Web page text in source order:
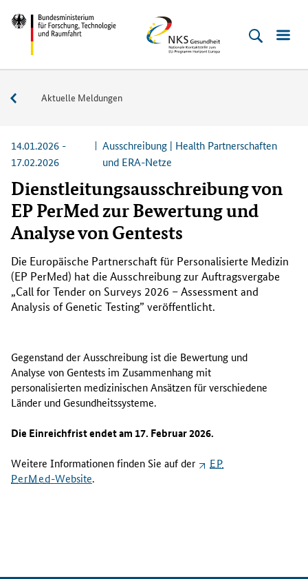
Direkt
zum
Inhalt
(Eingabetaste)
Direkt
zum
Hauptmenu
(Eingabetaste)
Direkt
zur
Suche
(Eingabetaste)
Direkt
zur
Fußleiste
(Enter)
Bundesministerium
und
NKS
Gesundheit
Service
Aktuelle Meldungen
14.01.2026 -
17.02.2026
Ausschreibung | Health Partnerschaften
und ERA-Netze
Dienstleitungsausschreibung von
EP PerMed zur Bewertung und
Analyse von Gentests
Die Europäische Partnerschaft für Personalisierte Medizin
(EP PerMed) hat die Ausschreibung zur Auftragsvergabe
„Call for Tender on Surveys 2026 – Assessment and
Analysis of Genetic Testing” veröffentlicht.
Gegenstand der Ausschreibung ist die Bewertung und
Analyse von Gentests im Zusammenhang mit
personalisierten medizinischen Ansätzen für verschiedene
Länder und Gesundheitssysteme.
Die Einreichfrist endet am 17. Februar 2026.
Weitere Informationen finden Sie auf der
EP
PerMed-Website.